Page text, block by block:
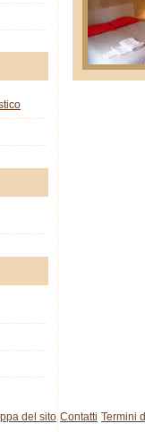
del sito Contatti Termini